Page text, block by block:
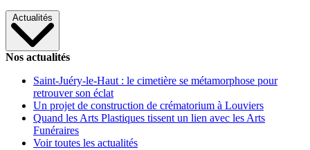
Actualités
Nos actualités
Saint-Juéry-le-Haut : le cimetière se métamorphose pour
retrouver son éclat
Un projet de construction de crématorium à Louviers
Quand les Arts Plastiques tissent un lien avec les Arts
Funéraires
Voir toutes les actualités